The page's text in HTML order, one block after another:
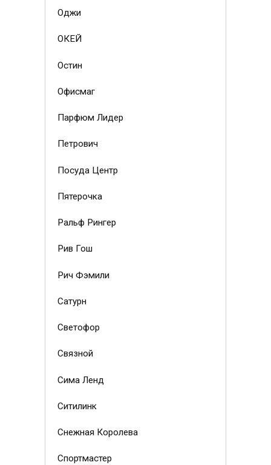
Оджи
ОКЕЙ
Остин
Офисмаг
Парфюм Лидер
Петрович
Посуда Центр
Пятерочка
Ральф Рингер
Рив Гош
Рич Фэмили
Сатурн
Светофор
Связной
Сима Ленд
Ситилинк
Снежная Королева
Спортмастер